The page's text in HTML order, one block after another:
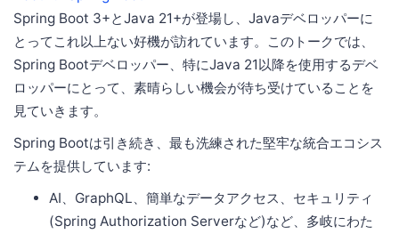
Spring Boot 3+とJava 21+が登場し、Javaデベロッパーに
とってこれ以上ない好機が訪れています。このトークでは、
Spring Bootデベロッパー、特にJava 21以降を使用するデベ
ロッパーにとって、素晴らしい機会が待ち受けていることを
見ていきます。
Spring Bootは引き続き、最も洗練された堅牢な統合エコシス
テムを提供しています:
AI、GraphQL、簡単なデータアクセス、セキュリティ
(Spring Authorization Serverなど)など、多岐にわた